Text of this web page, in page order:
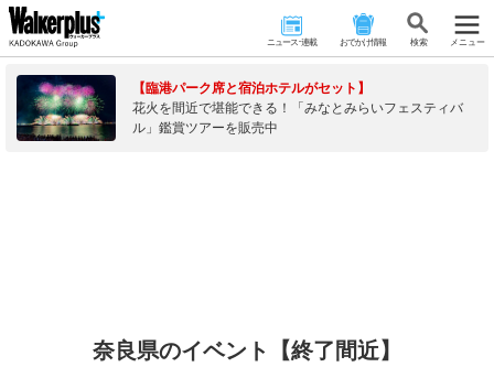
ニュース･連載 おでかけ情報 検 索 メニュー
【臨港パーク席と宿泊ホテルがセット】
花火を間近で堪能できる！「みなとみらいフェスティバ
ル」鑑賞ツアーを販売中
奈良県のイベント【終了間近】